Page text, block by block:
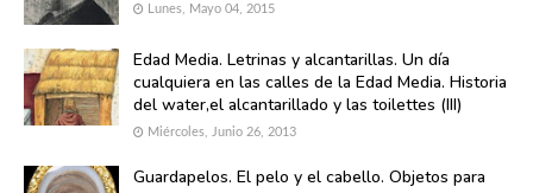
Lunes, Mayo 04, 2015
Edad Media. Letrinas y alcantarillas. Un día
cualquiera en las calles de la Edad Media. Historia
del water,el alcantarillado y las toilettes (III)
Miércoles, Junio 26, 2013
Guardapelos. El pelo y el cabello. Objetos para